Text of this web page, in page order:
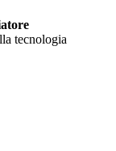
tecnologia